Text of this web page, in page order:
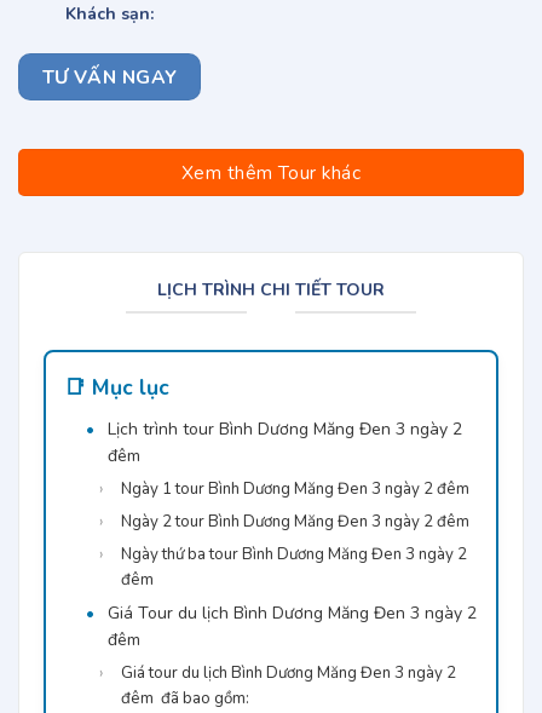
Khách sạn:
TƯ VẤN NGAY
Xem thêm Tour khác
LỊCH TRÌNH CHI TIẾT TOUR
📑 Mục lục
Lịch trình tour Bình Dương Măng Đen 3 ngày 2
đêm
Ngày 1 tour Bình Dương Măng Đen 3 ngày 2 đêm
Ngày 2 tour Bình Dương Măng Đen 3 ngày 2 đêm
Ngày thứ ba tour Bình Dương Măng Đen 3 ngày 2
đêm
Giá Tour du lịch Bình Dương Măng Đen 3 ngày 2
đêm
Giá tour du lịch Bình Dương Măng Đen 3 ngày 2
đêm đã bao gồm: